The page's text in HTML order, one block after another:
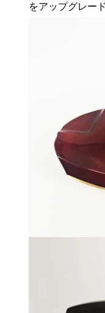
をアップグレー